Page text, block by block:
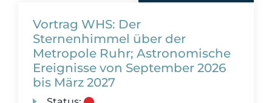
Vortrag WHS: Der
Sternenhimmel über der
Metropole Ruhr; Astronomische
Ereignisse von September 2026
bis März 2027